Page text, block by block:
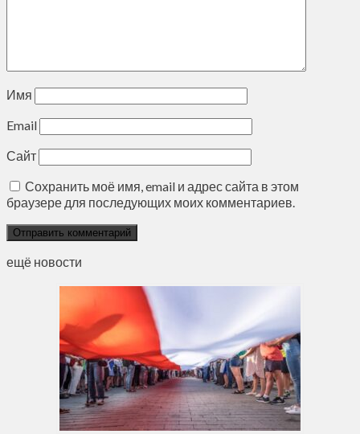
Имя
Email
Сайт
Сохранить моё имя, email и адрес сайта в этом
браузере для последующих моих комментариев.
ещё новости